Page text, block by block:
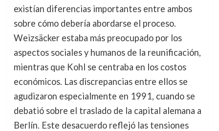
existían diferencias importantes entre ambos
sobre cómo debería abordarse el proceso.
Weizsäcker estaba más preocupado por los
aspectos sociales y humanos de la reunificación,
mientras que Kohl se centraba en los costos
económicos. Las discrepancias entre ellos se
agudizaron especialmente en 1991, cuando se
debatió sobre el traslado de la capital alemana a
Berlín. Este desacuerdo reflejó las tensiones